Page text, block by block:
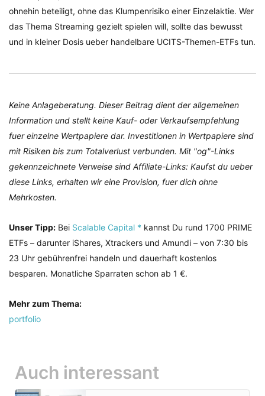
ohnehin beteiligt, ohne das Klumpenrisiko einer Einzelaktie. Wer
das Thema Streaming gezielt spielen will, sollte das bewusst
und in kleiner Dosis ueber handelbare UCITS-Themen-ETFs tun.
Keine Anlageberatung. Dieser Beitrag dient der allgemeinen
Information und stellt keine Kauf- oder Verkaufsempfehlung
fuer einzelne Wertpapiere dar. Investitionen in Wertpapiere sind
mit Risiken bis zum Totalverlust verbunden. Mit "og"-Links
gekennzeichnete Verweise sind Affiliate-Links: Kaufst du ueber
diese Links, erhalten wir eine Provision, fuer dich ohne
Mehrkosten.
Unser Tipp: Bei Scalable Capital * kannst Du rund 1700 PRIME
ETFs – darunter iShares, Xtrackers und Amundi – von 7:30 bis
23 Uhr gebührenfrei handeln und dauerhaft kostenlos
besparen. Monatliche Sparraten schon ab 1 €.
Mehr zum Thema:
portfolio
Auch interessant